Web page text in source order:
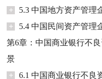
+
5.3 中国地方资产管理
+
5.4 中国民间资产管理
第6章：中国商业银行不
景
+
6.1 中国商业银行不良